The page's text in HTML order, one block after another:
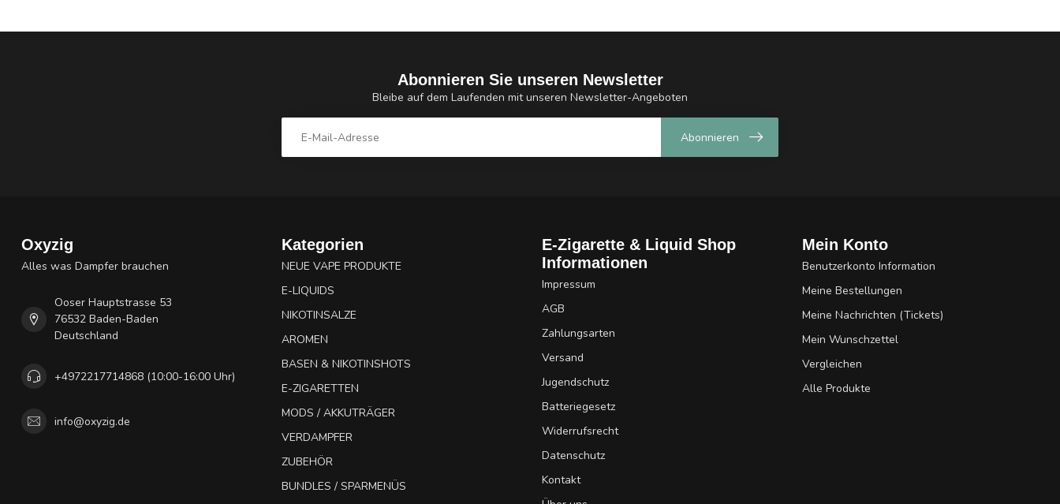
Abonnieren Sie unseren Newsletter
Bleibe auf dem Laufenden mit unseren Newsletter-Angeboten
Abonnieren
Oxyzig
Alles was Dampfer brauchen
Ooser Hauptstrasse 53
76532 Baden-Baden
Deutschland
+4972217714868 (10:00-16:00 Uhr)
info@oxyzig.de
Kategorien
NEUE VAPE PRODUKTE
E-LIQUIDS
NIKOTINSALZE
AROMEN
BASEN & NIKOTINSHOTS
E-ZIGARETTEN
MODS / AKKUTRÄGER
VERDAMPFER
ZUBEHÖR
BUNDLES / SPARMENÜS
E-Zigarette & Liquid Shop
Informationen
Impressum
AGB
Zahlungsarten
Versand
Jugendschutz
Batteriegesetz
Widerrufsrecht
Datenschutz
Kontakt
Mein Konto
Benutzerkonto Information
Meine Bestellungen
Meine Nachrichten (Tickets)
Mein Wunschzettel
Vergleichen
Alle Produkte